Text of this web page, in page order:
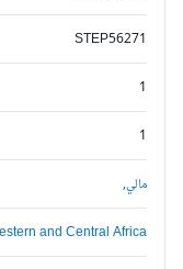
STEP56271
مالي,
Western and Central Africa,